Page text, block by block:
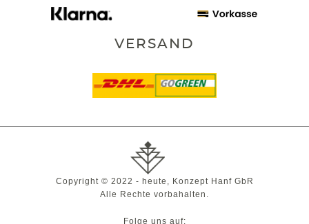
VERSAND
Copyright © 2022 - heute, Konzept Hanf GbR
Alle Rechte vorbahalten.
Folge uns auf: